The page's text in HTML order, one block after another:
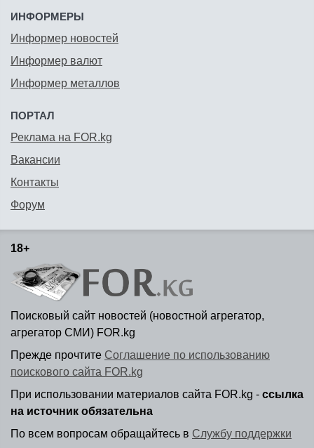
ИНФОРМЕРЫ
Информер новостей
Информер валют
Информер металлов
ПОРТАЛ
Реклама на FOR.kg
Вакансии
Контакты
Форум
18+
Поисковый сайт новостей (новостной агрегатор,
агрегатор СМИ) FOR.kg
Прежде прочтите Соглашение по использованию
поискового сайта FOR.kg
При использовании материалов сайта FOR.kg - ссылка
на источник обязательна
По всем вопросам обращайтесь в Службу поддержки